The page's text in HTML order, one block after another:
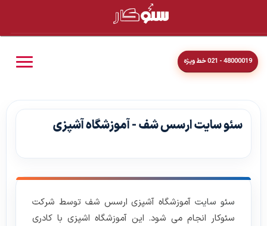
48000019 - 021 خط ویژه
سئو سایت ارسس شف - آموزشگاه آشپزی
سئو سایتآموزشگاه آشپزی ارسس شف توسط شرکت
سئوکار انجام می شود. این آموزشگاه اشپزی با کادری